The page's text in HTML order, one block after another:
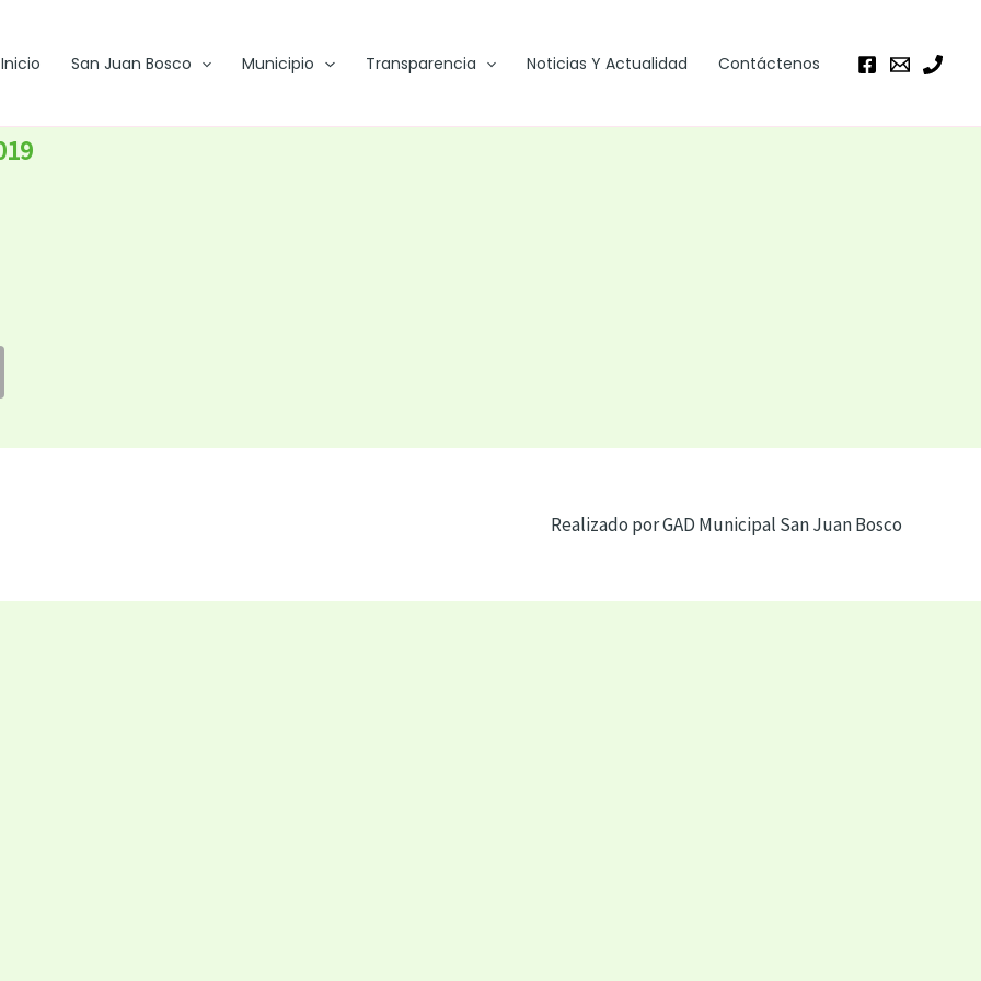
Inicio San Juan Bosco Municipio Transparencia Noticias Y Actualidad Contáctenos
Realizado por GAD Municipal San Juan Bosco